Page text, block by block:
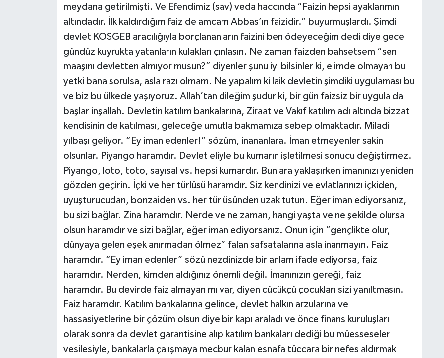
meydana getirilmişti. Ve Efendimiz (sav) veda haccında “Faizin hepsi ayaklarımın
altındadır. İlk kaldırdığım faiz de amcam Abbas’ın faizidir.” buyurmuşlardı. Şimdi
devlet KOSGEB aracılığıyla borçlananların faizini ben ödeyeceğim dedi diye gece
gündüz kuyrukta yatanların kulakları çınlasın. Ne zaman faizden bahsetsem “sen
maaşını devletten almıyor musun?” diyenler şunu iyi bilsinler ki, elimde olmayan bu
yetki bana sorulsa, asla razı olmam. Ne yapalım ki laik devletin şimdiki uygulaması bu
ve biz bu ülkede yaşıyoruz. Allah’tan dileğim şudur ki, bir gün faizsiz bir uygula da
başlar inşallah. Devletin katılım bankalarına, Ziraat ve Vakıf katılım adı altında bizzat
kendisinin de katılması, geleceğe umutla bakmamıza sebep olmaktadır. Miladi
yılbaşı geliyor. “Ey iman edenler!” sözüm, inananlara. İman etmeyenler sakin
olsunlar. Piyango haramdır. Devlet eliyle bu kumarın işletilmesi sonucu değiştirmez.
Piyango, loto, toto, sayısal vs. hepsi kumardır. Bunlara yaklaşırken imanınızı yeniden
gözden geçirin. İçki ve her türlüsü haramdır. Siz kendinizi ve evlatlarınızı içkiden,
uyuşturucudan, bonzaiden vs. her türlüsünden uzak tutun. Eğer iman ediyorsanız,
bu sizi bağlar. Zina haramdır. Nerde ve ne zaman, hangi yaşta ve ne şekilde olursa
olsun haramdır ve sizi bağlar, eğer iman ediyorsanız. Onun için “gençlikte olur,
dünyaya gelen eşek anırmadan ölmez” falan safsatalarına asla inanmayın. Faiz
haramdır. “Ey iman edenler” sözü nezdinizde bir anlam ifade ediyorsa, faiz
haramdır. Nerden, kimden aldığınız önemli değil. İmanınızın gereği, faiz
haramdır. Bu devirde faiz almayan mı var, diyen cücükçü çocukları sizi yanıltmasın.
Faiz haramdır. Katılım bankalarına gelince, devlet halkın arzularına ve
hassasiyetlerine bir çözüm olsun diye bir kapı araladı ve önce finans kuruluşları
olarak sonra da devlet garantisine alıp katılım bankaları dediği bu müesseseler
vesilesiyle, bankalarla çalışmaya mecbur kalan esnafa tüccara bir nefes aldırmak